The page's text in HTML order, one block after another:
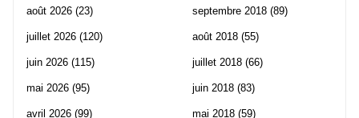
août 2026 (23)
juillet 2026 (120)
juin 2026 (115)
mai 2026 (95)
avril 2026 (99)
septembre 2018 (89)
août 2018 (55)
juillet 2018 (66)
juin 2018 (83)
mai 2018 (59)